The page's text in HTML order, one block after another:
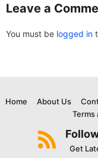
Leave a
You must be logged in
Home About Us
Terms
Get